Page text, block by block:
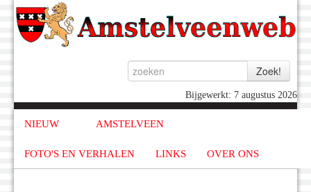
Bijgewerkt: 7 augustus 2026
NIEUW AMSTELVEEN
FOTO'S EN VERHALEN LINKS OVER ONS